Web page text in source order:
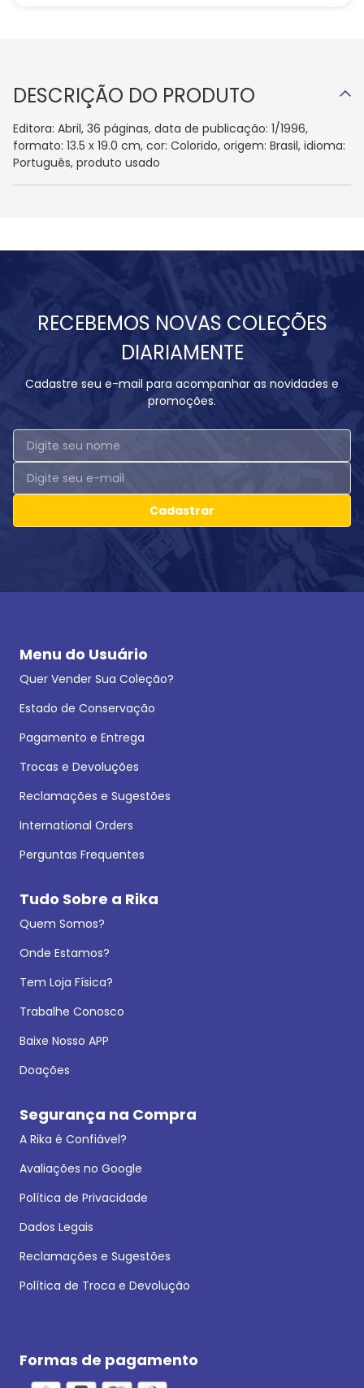
DESCRIÇÃO DO PRODUTO
Editora: Abril, 36 páginas, data de publicação: 1/1996,
formato: 13.5 x 19.0 cm, cor: Colorido, origem: Brasil, idioma:
Português, produto usado
RECEBEMOS NOVAS COLEÇÕES
DIARIAMENTE
Cadastre seu e-mail para acompanhar as novidades e
promoções.
Cadastrar
Menu do Usuário
Quer Vender Sua Coleção?
Estado de Conservação
Pagamento e Entrega
Trocas e Devoluções
Reclamações e Sugestões
International Orders
Perguntas Frequentes
Tudo Sobre a Rika
Quem Somos?
Onde Estamos?
Tem Loja Física?
Trabalhe Conosco
Baixe Nosso APP
Doações
Segurança na Compra
A Rika é Confiável?
Avaliações no Google
Política de Privacidade
Dados Legais
Reclamações e Sugestões
Política de Troca e Devolução
Formas de pagamento